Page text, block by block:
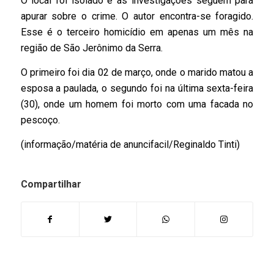
apurar sobre o crime. O autor encontra-se foragido.
Esse é o terceiro homicídio em apenas um mês na
região de São Jerônimo da Serra.
O primeiro foi dia 02 de março, onde o marido matou a
esposa a paulada, o segundo foi na última sexta-feira
(30), onde um homem foi morto com uma facada no
pescoço.
(informação/matéria de anuncifacil/Reginaldo Tinti)
Compartilhar